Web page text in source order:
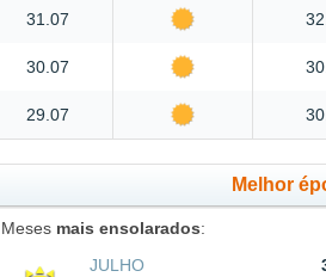
31.07
30.07
29.07
Melhor
Meses mais ensolarados:
JULHO